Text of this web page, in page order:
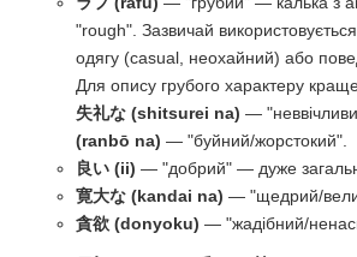
"rough". Зазвичай
одягу (casual, неохайний) або
Для опису грубого характеру
失礼な (shitsurei na) —
(ranbō na) — "буйний/жорстокий".
良い (ii) — "добрий" — дуже
寛大な (kandai na) — "щедрий/
貪欲 (donyoku) — "жадібний/